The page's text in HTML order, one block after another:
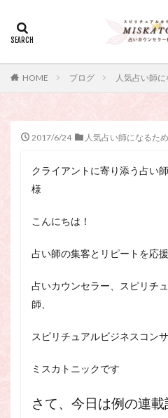
HOME ブログ 人気占い師
2017/6/24 人気占い師になるた
クライアントに寄り添う占い
様
こんにちは！
占い師の集客とリピートを応
占いカウンセラー、スピリチ
師、
スピリチュアルビジネスコン
ミスカトニックです
さて、今日は例の連
ー、占い師、占い師になりたい
引き寄せの法則
心理療法
電話占い師
占い師になりたい
占いセ
スピリチュアル・カウンセリン
スピリチュアル・セッション
アル・カウンセラーになりたい
ング、スピリチュアル・セッシ